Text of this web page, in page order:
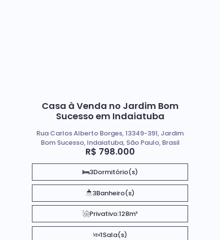
Casa à Venda no Jardim Bom
Sucesso em Indaiatuba
R$ 798.000
Rua Carlos Alberto Borges, 13349-391, Jardim
Bom Sucesso, Indaiatuba, São Paulo, Brasil
3Dormitório(s)
3Banheiro(s)
Privativo:128m²
1Sala(s)